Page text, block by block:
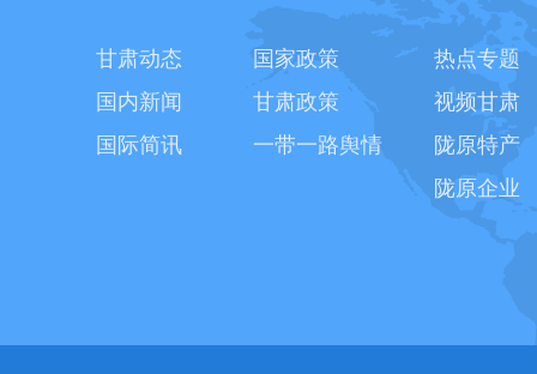
甘肃动态
国内新闻
国际简讯
国家政策
甘肃政策
一带一路舆情
热点专题
视频甘肃
陇原特产
陇原企业